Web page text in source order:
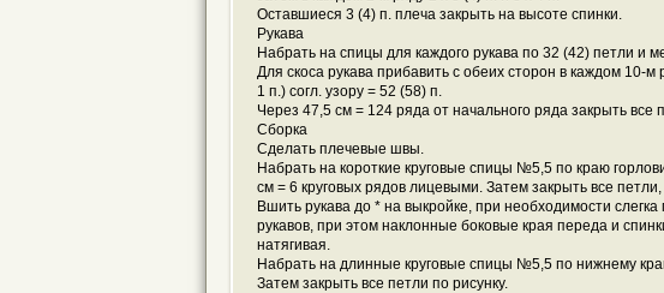
Оставшиеся 3 (4) п. плеча закрыть на высоте спинки.
Рукава
Набрать на спицы для каждого рукава по 32 (42) петли и
Для скоса рукава прибавить с обеих сторон в каждом 10-
1 п.) согл. узору = 52 (58) п.
Через 47,5 см = 124 ряда от начального ряда закрыть все
Сборка
Сделать плечевые швы.
Набрать на короткие круговые спицы №5,5 по краю
см = 6 круговых рядов лицевыми. Затем закрыть все петли,
Вшить рукава до * на выкройке, при необходимости
рукавов, при этом наклонные боковые края переда и
натягивая.
Набрать на длинные круговые спицы №5,5 по нижнему
Затем закрыть все петли по рисунку.